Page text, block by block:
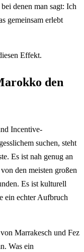
denen man sagt: Ich
gemeinsam erlebt
Effekt.
den
Incentive-
suchen, steht
Es ist nah genug an
den meisten großen
Es ist kulturell
ein echter Aufbruch
Marrakesch und Fez
Was ein